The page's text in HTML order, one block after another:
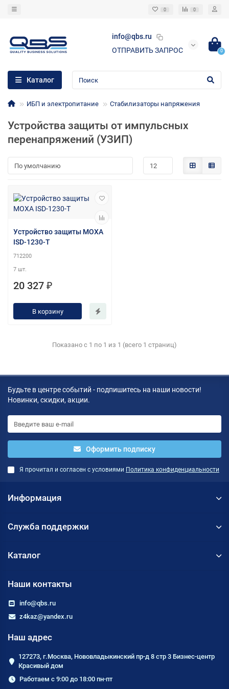
0 0
info@qbs.ru
ОТПРАВИТЬ ЗАПРОС
0
Каталог
ИБП и электропитание Стабилизаторы напряжения
Устройства защиты от импульсных
перенапряжений (УЗИП)
Устройство защиты MOXA
ISD-1230-T
712200
7 шт.
20 327 ₽
В корзину
Показано с 1 по 1 из 1 (всего 1 страниц)
Будьте в центре событий - подпишитесь на наши новости!
Новинки, скидки, акции.
Оформить подписку
Я прочитал и согласен с условиями Политика конфиденциальности
Информация
Служба поддержки
Каталог
Наши контакты
info@qbs.ru
z4kaz@yandex.ru
Наш адрес
127273, г.Москва, Нововладыкинский пр-д 8 стр 3 Бизнес-центр
Красивый дом
Работаем с 9:00 до 18:00 пн-пт